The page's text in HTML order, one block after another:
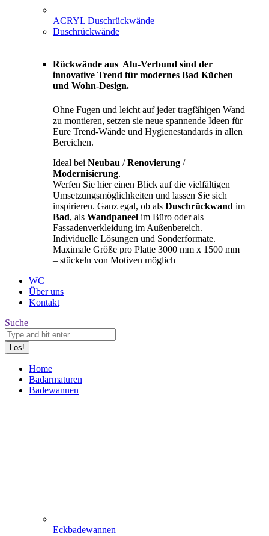
ACRYL Duschrückwände
Duschrückwände
Rückwände aus Alu-Verbund sind der
innovative Trend für modernes Bad Küchen
und Wohn-Design.
Ohne Fugen und leicht auf jeder tragfähigen Wand
zu montieren, setzen sie neue spannende Ideen für
Eure Trend-Wände und Hygienestandards in allen
Bereichen.
Ideal bei Neubau /Renovierung /
Modernisierung.
Werfen Sie hier einen Blick auf die vielfältigen
Umsetzungsmöglichkeiten und lassen Sie sich
inspirieren. Ganz egal, ob als Duschrückwand im
Bad, als Wandpaneel im Büro oder als
Fassadenverkleidung im Außenbereich.
Individuelle Lösungen und Sonderformate.
Maximale Größe pro Platte 3000 mm x 1500 mm
– stückeln von Motiven möglich
WC
Über uns
Kontakt
Search:
Suche
Home
Badarmaturen
Badewannen
Eckbadewannen